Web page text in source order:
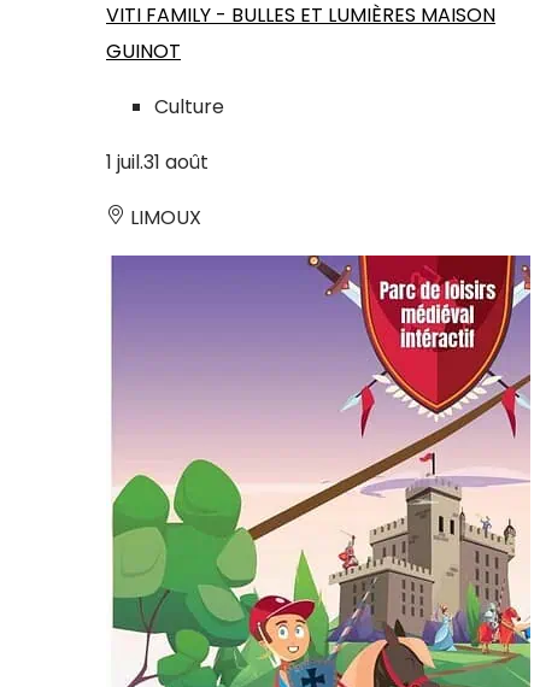
VITI FAMILY - BULLES ET LUMIÈRES MAISON
GUINOT
Culture
1 juil.31 août
LIMOUX